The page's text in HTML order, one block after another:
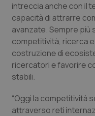
Sangue &
Tiroide
Tumore al seno
Tumori del
intreccia anche con il
capacità di attrarre
avanzate. Sempre
competitività, ricerca
costruzione di
ricercatori e favorire
stabili.
“Oggi la competitività
attraverso reti